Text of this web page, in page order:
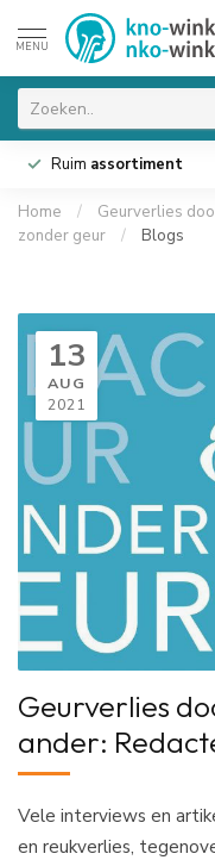
MENU
Ruim assortiment
Home /
Geurverlies
zonder geur
/ Blogs
13
AUG
2021
Geurverlies
ander:
Vele interviews en
en reukverlies,